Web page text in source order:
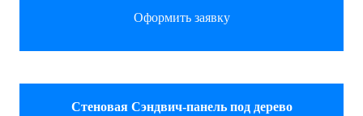
Оформить заявку
Стеновая Сэндвич-панель под дерево